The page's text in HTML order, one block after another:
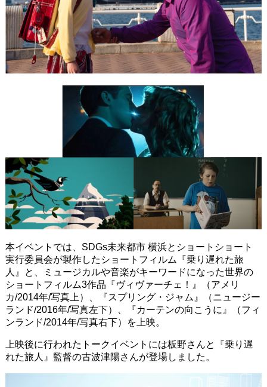
本イベントでは、SDGs未来都市 横浜とショートショート
実行委員会が製作したショートフィルム『乗り遅れた旅
人』と、ミュージカルや音楽がキーワードになった世界の
ショートフィルム3作品『ヴィヴァーチェ！』（アメリ
カ/2014年/写真上）、『スプリング・ジャム』（ニュージー
ランド/2016年/写真左下）、『カーテンの向こうに』（フィ
ンランド/2014年/写真右下）を上映。
上映後に行われたトークイベントには板野さんと『乗り遅
れた旅人』監督の古波津陽さんが登場しました。